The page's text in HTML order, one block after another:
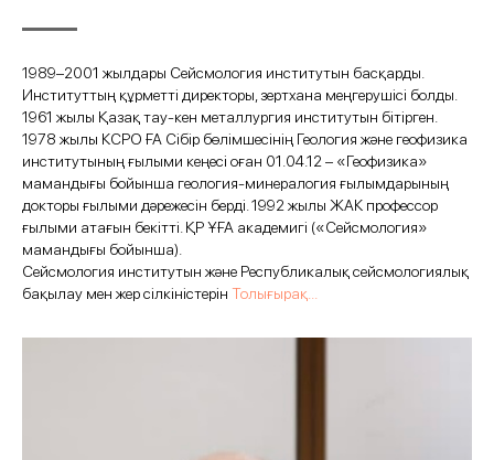
1989–2001 жылдары Сейсмология институтын басқарды.
Институттың құрметті директоры, зертхана меңгерушісі болды.
1961 жылы Қазақ тау-кен металлургия институтын бітірген.
1978 жылы КСРО ҒА Сібір бөлімшесінің Геология және геофизика
институтының ғылыми кеңесі оған 01.04.12 – «Геофизика»
мамандығы бойынша геология-минералогия ғылымдарының
докторы ғылыми дәрежесін берді. 1992 жылы ЖАК профессор
ғылыми атағын бекітті. ҚР ҰҒА академигі («Сейсмология»
мамандығы бойынша).
Сейсмология институтын және Республикалық сейсмологиялық
бақылау мен жер сілкіністерін Толығырақ...